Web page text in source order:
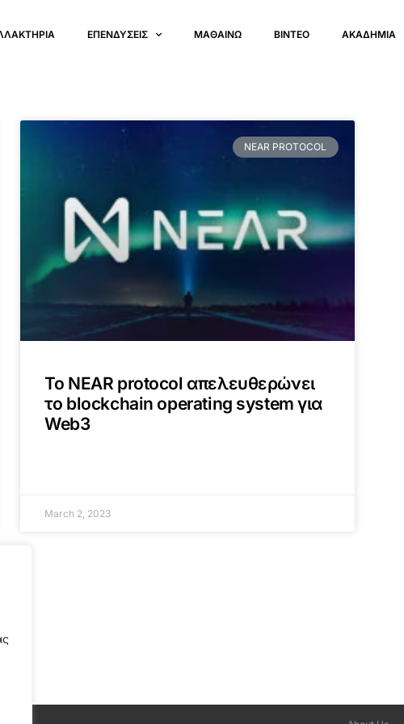
ΕΠΕΝΔΥΣΕΙΣ ΜΑΘΑΙΝΩ ΒΙΝΤΕΟ ΑΚΑΔΗΜΙΑ
NEAR PROTOCOL
Το NEAR protocol απελευθερώνει
το blockchain operating system για
Web3
March 2, 2023